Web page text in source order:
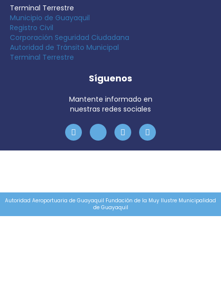
Terminal Terrestre
Municipio de Guayaquil
Registro Civil
Corporación Seguridad Ciudadana
Autoridad de Tránsito Municipal
Terminal Terrestre
Síguenos
Mantente informado en
nuestras redes sociales
Autoridad Aeroportuaria de Guayaquil Fundación de la Muy Ilustre Municipalidad
de Guayaquil